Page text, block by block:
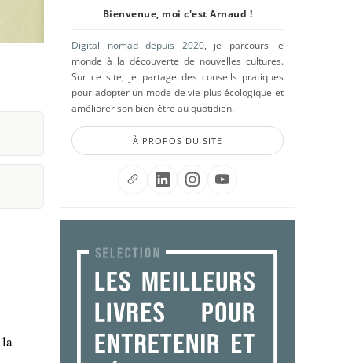
Bienvenue, moi c'est Arnaud !
Digital nomad depuis 2020, je parcours le
monde à la découverte de nouvelles cultures.
Sur ce site, je partage des conseils pratiques
pour adopter un mode de vie plus écologique et
améliorer son bien-être au quotidien.
À PROPOS DU SITE